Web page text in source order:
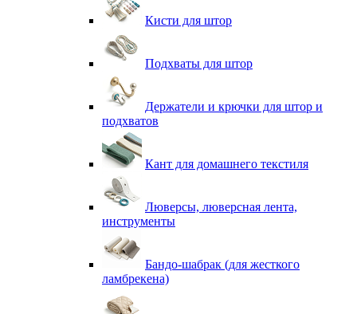
Кисти для штор
Подхваты для штор
Держатели и крючки для штор и
подхватов
Кант для домашнего текстиля
Люверсы, люверсная лента,
инструменты
Бандо-шабрак (для жесткого
ламбрекена)